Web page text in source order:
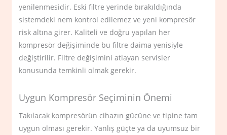
yenilenmesidir. Eski filtre yerinde bırakıldığında
sistemdeki nem kontrol edilemez ve yeni kompresör
risk altına girer. Kaliteli ve doğru yapılan her
kompresör değişiminde bu filtre daima yenisiyle
değiştirilir. Filtre değişimini atlayan servisler
konusunda temkinli olmak gerekir.
Uygun Kompresör Seçiminin Önemi
Takılacak kompresörün cihazın gücüne ve tipine tam
uygun olması gerekir. Yanlış güçte ya da uyumsuz bir